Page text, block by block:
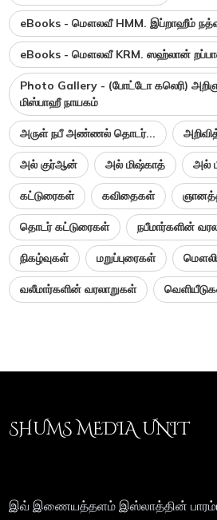
eBooks - மௌலவீ HMM. இப்றாஹீம்
eBooks - மௌலவீ KRM. ஸஹ்லான்
Photo Gallery - (போட்டோ கலெரி)
மிஸ்பாஹீ நாயகம்
அருள் நபீ அண்ணல் தொடர்...
அல் குர்ஆன் அல் மிஷ்காத் அல்
கட்டுரைகள் கவிதைகள்
தொடர் கட்டுரைகள் நபீமார்களின்
நிகழ்வுகள் மறுப்புரைகள்
வலீமார்களின் வரலாறுகள்
SHUMS MEDIA UNIT
இவ் இணையத்தளம் இஸ்லாத்தின்